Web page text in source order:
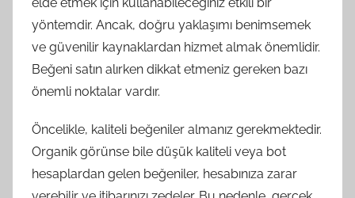
yöntemdir. Ancak, doğru yaklaşımı benimsemek
ve güvenilir kaynaklardan hizmet almak önemlidir.
Beğeni satın alırken dikkat etmeniz gereken bazı
önemli noktalar vardır.
Öncelikle, kaliteli beğeniler almanız gerekmektedir.
Organik görünse bile düşük kaliteli veya bot
hesaplardan gelen beğeniler, hesabınıza zarar